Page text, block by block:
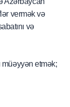
vermək və
və
müəyyən etmək;